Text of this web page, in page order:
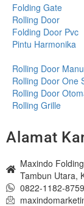
Folding Gate
Rolling Door
Folding Door Pvc
Pintu Harmonika
Rolling Door
Rolling Door One
Rolling Door
Rolling Grille
Alamat
Maxindo
Tambun Utara,
0822-1182-